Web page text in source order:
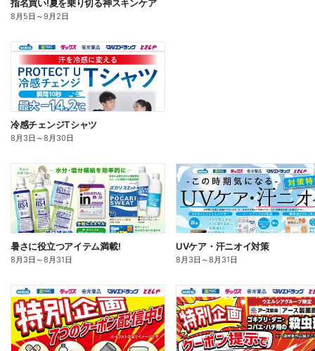
指名買い!夏を乗り切る神スキンケア
8月5日 ～9月2日
冷感チェンジTシャツ
8月3日 ～8月30日
暑さに役立つアイテム満載!
8月3日 ～8月31日
UVケア・汗ニオイ対策
8月3日 ～8月31日